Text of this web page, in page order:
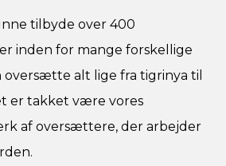
tilbyde over 400
inden for mange forskellige
oversætte alt lige fra tigrinya til
er takket være vores
af oversættere, der arbejder